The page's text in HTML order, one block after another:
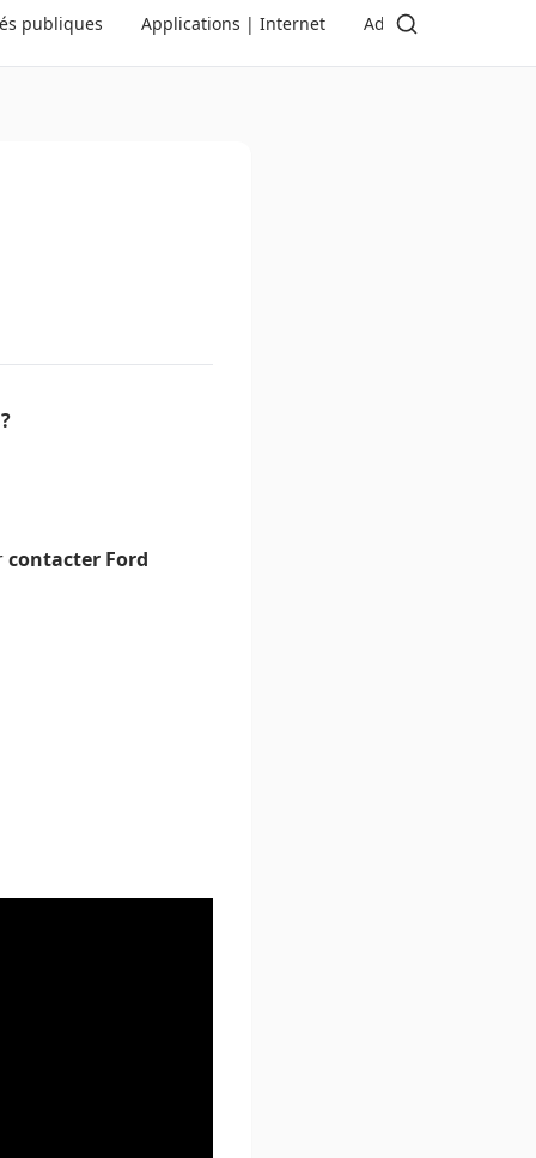
publiques Applications | Internet Administration |
contacter Ford